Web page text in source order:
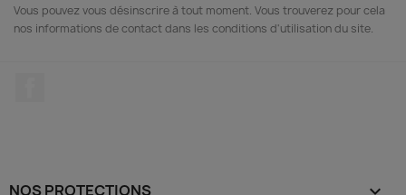
Vous pouvez vous désinscrire à tout moment. Vous trouverez pour cela
nos informations de contact dans les conditions d'utilisation du site.
NOS PROTECTIONS